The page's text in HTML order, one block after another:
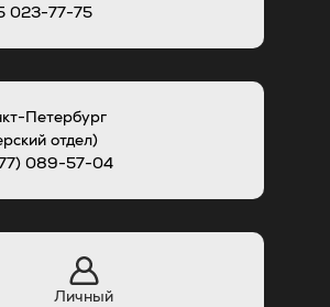
023-77-75
Петербург
отдел)
089-57-04
Личный